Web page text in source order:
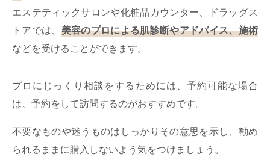
エステティックサロンや化粧品カウンター、ドラッグス
トアでは、 美容のプロによる肌診断やアドバイス、施術
などを受けることができます。
プロにじっくり相談をするためには、予約可能な場合
は、予約をして訪問するのがおすすめです。
不要なものや迷うものはしっかりその意思を示し、勧め
られるままに購入しないよう気をつけましょう。